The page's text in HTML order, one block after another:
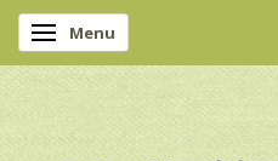
Skifte navigation
Menu